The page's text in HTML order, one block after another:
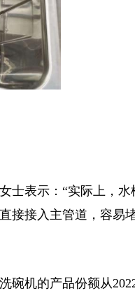
表示：“实际上，水
接接入主管道，容易
机的产品份额从